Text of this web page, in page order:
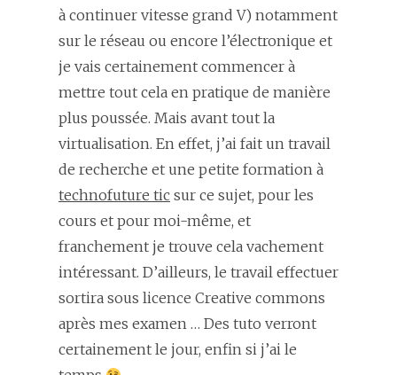
à continuer vitesse grand V) notamment
sur le réseau ou encore l’électronique et
je vais certainement commencer à
mettre tout cela en pratique de manière
plus poussée. Mais avant tout la
virtualisation. En effet, j’ai fait un travail
de recherche et une petite formation à
technofuture tic sur ce sujet, pour les
cours et pour moi-même, et
franchement je trouve cela vachement
intéressant. D’ailleurs, le travail effectuer
sortira sous licence Creative commons
après mes examen … Des tuto verront
certainement le jour, enfin si j’ai le